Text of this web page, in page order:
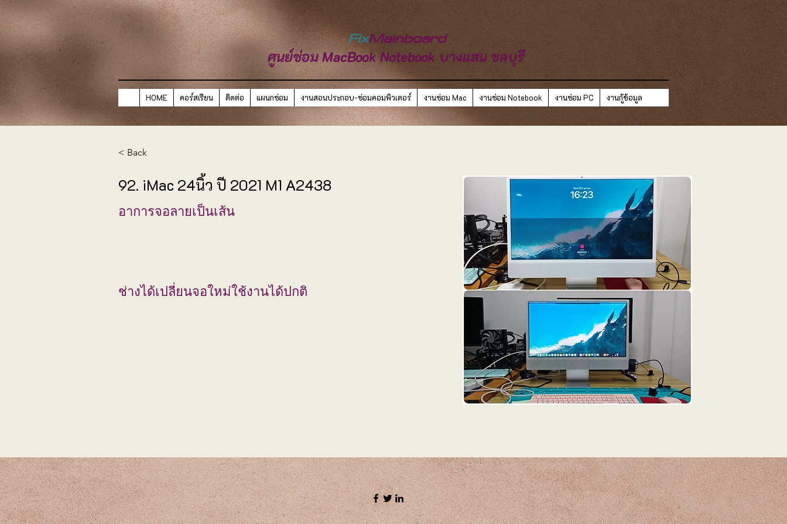
FixMainboard
ศูนย์ซ่อม MacBook Notebook บางแสน ชลบุรี
HOME คอร์สเรียน ติดต่อ แผนกซ่อม งานสอนประกอบ-ซ่อมคอมพิวเตอร์ งานซ่อม Mac งานซ่อม Notebook งานซ่อม PC งานกู้ข้อมูล
< Back
92. iMac 24นิ้ว ปี 2021 M1 A2438
อาการจอลายเป็นเส้น
ช่างได้เปลี่ยนจอใหม่ใช้งานได้ปกติ